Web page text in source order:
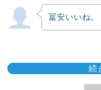
冨安いいね。
続